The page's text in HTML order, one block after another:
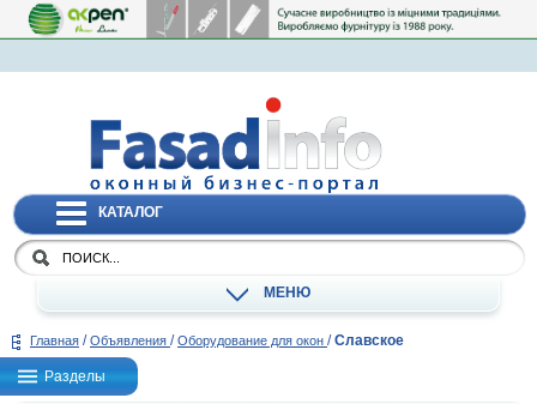
КАТАЛОГ
МЕНЮ
Главная / Объявления / Оборудование для окон / Славское
Разделы